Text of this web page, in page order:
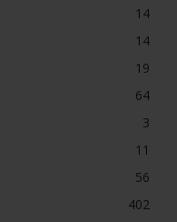
14
14
19
64
3
11
56
402